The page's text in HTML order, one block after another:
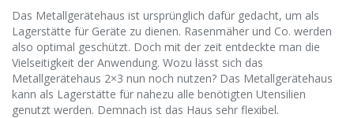
Das Metallgerätehaus ist ursprünglich dafür gedacht, um als
Lagerstätte für Geräte zu dienen. Rasenmäher und Co. werden
also optimal geschützt. Doch mit der zeit entdeckte man die
Vielseitigkeit der Anwendung. Wozu lässt sich das
Metallgerätehaus 2×3 nun noch nutzen? Das Metallgerätehaus
kann als Lagerstätte für nahezu alle benötigten Utensilien
genutzt werden. Demnach ist das Haus sehr flexibel.